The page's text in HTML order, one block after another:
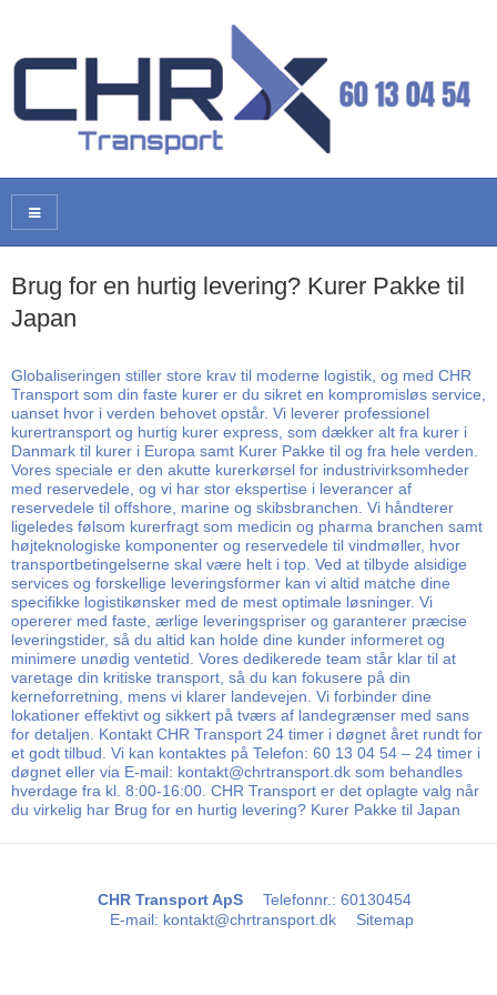
Brug for en hurtig levering? Kurer Pakke til
Japan
Globaliseringen stiller store krav til moderne logistik, og med CHR
Transport som din faste kurer er du sikret en kompromisløs service,
uanset hvor i verden behovet opstår. Vi leverer professionel
kurertransport og hurtig kurer express, som dækker alt fra kurer i
Danmark til kurer i Europa samt Kurer Pakke til og fra hele verden.
Vores speciale er den akutte kurerkørsel for industrivirksomheder
med reservedele, og vi har stor ekspertise i leverancer af
reservedele til offshore, marine og skibsbranchen. Vi håndterer
ligeledes følsom kurerfragt som medicin og pharma branchen samt
højteknologiske komponenter og reservedele til vindmøller, hvor
transportbetingelserne skal være helt i top. Ved at tilbyde alsidige
services og forskellige leveringsformer kan vi altid matche dine
specifikke logistikønsker med de mest optimale løsninger. Vi
opererer med faste, ærlige leveringspriser og garanterer præcise
leveringstider, så du altid kan holde dine kunder informeret og
minimere unødig ventetid. Vores dedikerede team står klar til at
varetage din kritiske transport, så du kan fokusere på din
kerneforretning, mens vi klarer landevejen. Vi forbinder dine
lokationer effektivt og sikkert på tværs af landegrænser med sans
for detaljen. Kontakt CHR Transport 24 timer i døgnet året rundt for
et godt tilbud. Vi kan kontaktes på Telefon: 60 13 04 54 – 24 timer i
døgnet eller via E-mail: kontakt@chrtransport.dk som behandles
hverdage fra kl. 8:00-16:00. CHR Transport er det oplagte valg når
du virkelig har Brug for en hurtig levering? Kurer Pakke til Japan
CHR Transport ApS Telefonnr.: 60130454
E-mail: kontakt@chrtransport.dk Sitemap